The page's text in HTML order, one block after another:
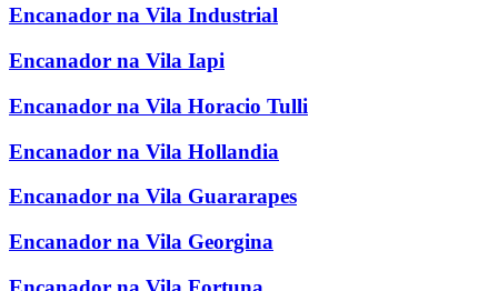
Encanador na Vila Industrial
Encanador na Vila Iapi
Encanador na Vila Horacio Tulli
Encanador na Vila Hollandia
Encanador na Vila Guararapes
Encanador na Vila Georgina